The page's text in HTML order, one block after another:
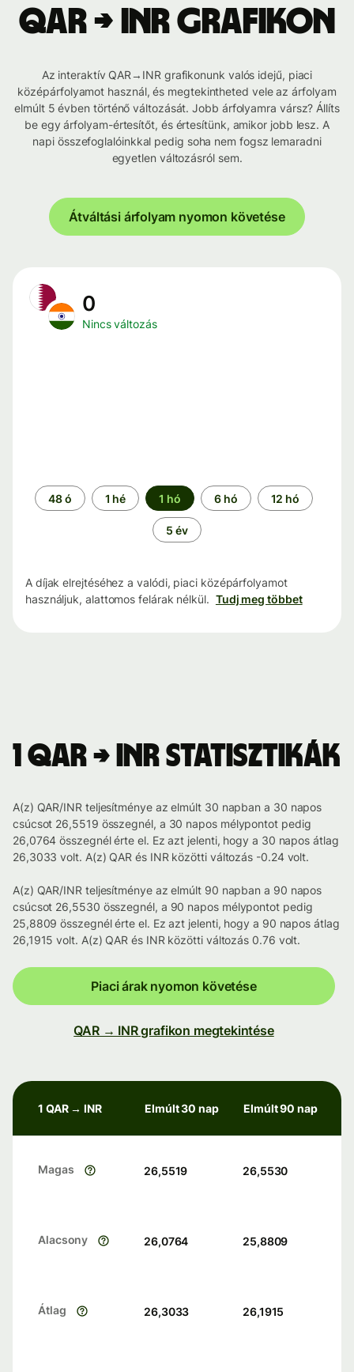
QAR → INR grafikon
Az interaktív QAR→INR grafikonunk valós idejű, piaci
középárfolyamot használ, és megtekintheted vele az árfolyam
elmúlt 5 évben történő változását. Jobb árfolyamra vársz? Állíts
be egy árfolyam-értesítőt, és értesítünk, amikor jobb lesz. A
napi összefoglalóinkkal pedig soha nem fogsz lemaradni
egyetlen változásról sem.
Átváltási árfolyam nyomon követése
0
Nincs változás
Időszak
48 ó 1 hé 1 hó 6 hó 12 hó
5 év
A díjak elrejtéséhez a valódi, piaci középárfolyamot
használjuk, alattomos felárak nélkül. Tudj meg többet
1 QAR → INR statisztikák
A(z) QAR/INR teljesítménye az elmúlt 30 napban a 30 napos
csúcsot 26,5519 összegnél, a 30 napos mélypontot pedig
26,0764 összegnél érte el. Ez azt jelenti, hogy a 30 napos átlag
26,3033 volt. A(z) QAR és INR közötti változás -0.24 volt.
A(z) QAR/INR teljesítménye az elmúlt 90 napban a 90 napos
csúcsot 26,5530 összegnél, a 90 napos mélypontot pedig
25,8809 összegnél érte el. Ez azt jelenti, hogy a 90 napos átlag
26,1915 volt. A(z) QAR és INR közötti változás 0.76 volt.
Piaci árak nyomon követése
QAR → INR grafikon megtekintése
1 QAR → INR Elmúlt 30 nap Elmúlt 90 nap
Magas 26,5519 26,5530
Alacsony 26,0764 25,8809
Átlag 26,3033 26,1915